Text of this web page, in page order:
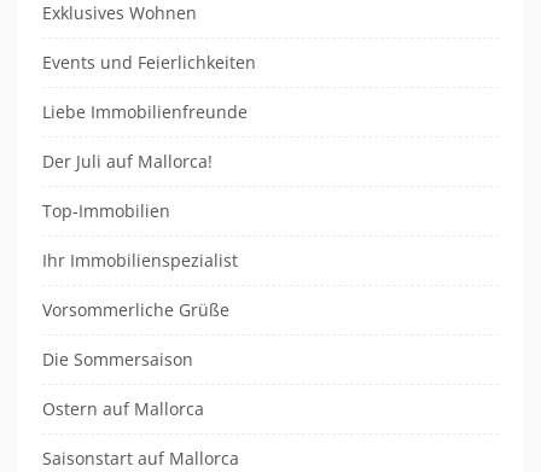
Exklusives Wohnen
Events und Feierlichkeiten
Liebe Immobilienfreunde
Der Juli auf Mallorca!
Top-Immobilien
Ihr Immobilienspezialist
Vorsommerliche Grüße
Die Sommersaison
Ostern auf Mallorca
Saisonstart auf Mallorca